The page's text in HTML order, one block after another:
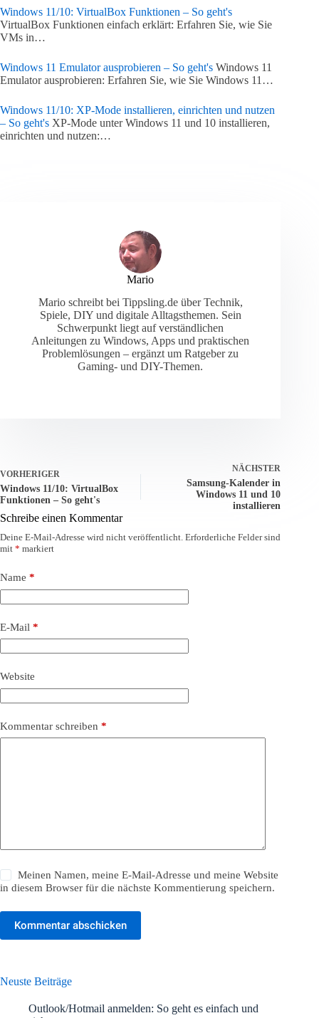
Windows 11/10: VirtualBox Funktionen – So geht's
VirtualBox Funktionen einfach erklärt: Erfahren Sie, wie Sie
VMs in…
Windows 11 Emulator ausprobieren – So geht's Windows 11
Emulator ausprobieren: Erfahren Sie, wie Sie Windows 11…
Windows 11/10: XP-Mode installieren, einrichten und nutzen
– So geht's XP-Mode unter Windows 11 und 10 installieren,
einrichten und nutzen:…
Mario
Mario schreibt bei Tippsling.de über Technik,
Spiele, DIY und digitale Alltagsthemen. Sein
Schwerpunkt liegt auf verständlichen
Anleitungen zu Windows, Apps und praktischen
Problemlösungen – ergänzt um Ratgeber zu
Gaming- und DIY-Themen.
VORHERIGER
Windows 11/10: VirtualBox
Funktionen – So geht's
NÄCHSTER
Samsung-Kalender in
Windows 11 und 10
installieren
Schreibe einen Kommentar
Deine E-Mail-Adresse wird nicht veröffentlicht. Erforderliche Felder sind
mit * markiert
Name *
E-Mail *
Website
Kommentar schreiben *
Meinen Namen, meine E-Mail-Adresse und meine Website
in diesem Browser für die nächste Kommentierung speichern.
Kommentar abschicken
Neuste Beiträge
Outlook/Hotmail anmelden: So geht es einfach und